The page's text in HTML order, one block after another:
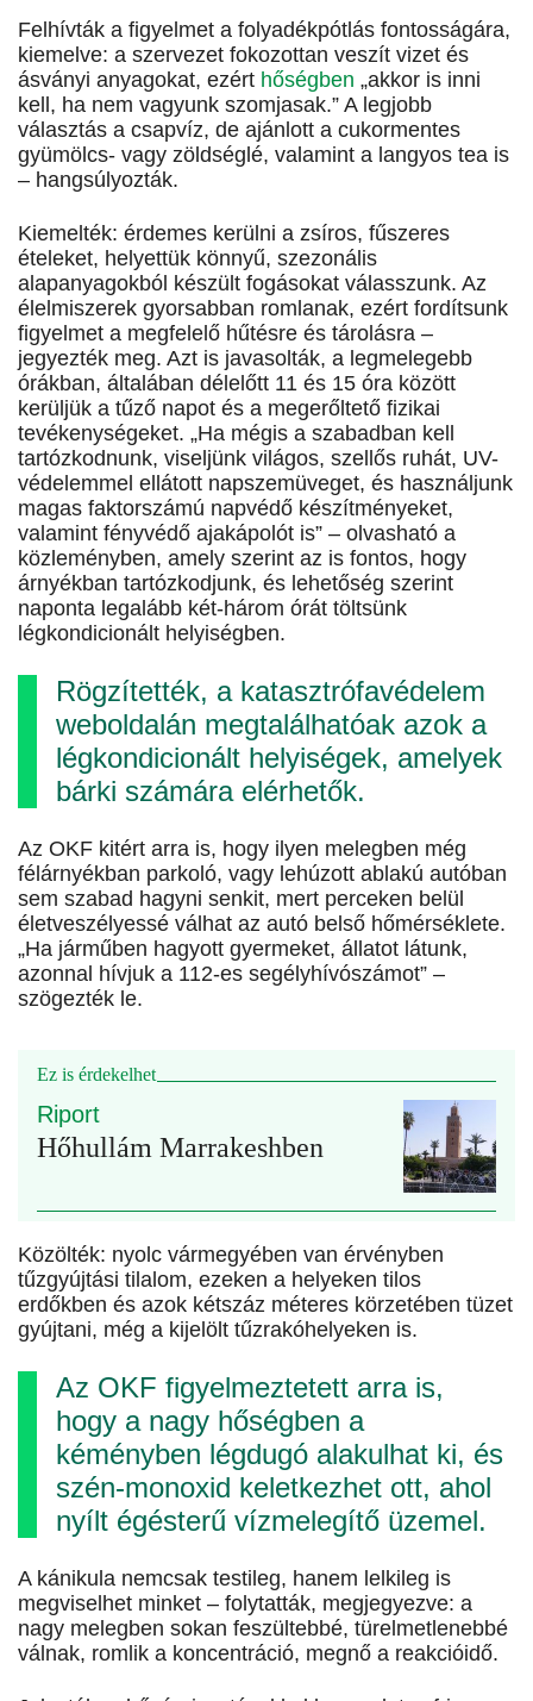
Felhívták a figyelmet a folyadékpótlás fontosságára,
kiemelve: a szervezet fokozottan veszít vizet és
ásványi anyagokat, ezért hőségben „akkor is inni
kell, ha nem vagyunk szomjasak.” A legjobb
választás a csapvíz, de ajánlott a cukormentes
gyümölcs- vagy zöldséglé, valamint a langyos tea is
– hangsúlyozták.
Kiemelték: érdemes kerülni a zsíros, fűszeres
ételeket, helyettük könnyű, szezonális
alapanyagokból készült fogásokat válasszunk. Az
élelmiszerek gyorsabban romlanak, ezért fordítsunk
figyelmet a megfelelő hűtésre és tárolásra –
jegyezték meg. Azt is javasolták, a legmelegebb
órákban, általában délelőtt 11 és 15 óra között
kerüljük a tűző napot és a megerőltető fizikai
tevékenységeket. „Ha mégis a szabadban kell
tartózkodnunk, viseljünk világos, szellős ruhát, UV-
védelemmel ellátott napszemüveget, és használjunk
magas faktorszámú napvédő készítményeket,
valamint fényvédő ajakápolót is” – olvasható a
közleményben, amely szerint az is fontos, hogy
árnyékban tartózkodjunk, és lehetőség szerint
naponta legalább két-három órát töltsünk
légkondicionált helyiségben.
Rögzítették, a katasztrófavédelem
weboldalán megtalálhatóak azok a
légkondicionált helyiségek, amelyek
bárki számára elérhetők.
Az OKF kitért arra is, hogy ilyen melegben még
félárnyékban parkoló, vagy lehúzott ablakú autóban
sem szabad hagyni senkit, mert perceken belül
életveszélyessé válhat az autó belső hőmérséklete.
„Ha járműben hagyott gyermeket, állatot látunk,
azonnal hívjuk a 112-es segélyhívószámot” –
szögezték le.
Ez is érdekelhet
Riport
Hőhullám Marrakeshben
Közölték: nyolc vármegyében van érvényben
tűzgyújtási tilalom, ezeken a helyeken tilos
erdőkben és azok kétszáz méteres körzetében tüzet
gyújtani, még a kijelölt tűzrakóhelyeken is.
Az OKF figyelmeztetett arra is,
hogy a nagy hőségben a
kéményben légdugó alakulhat ki, és
szén-monoxid keletkezhet ott, ahol
nyílt égésterű vízmelegítő üzemel.
A kánikula nemcsak testileg, hanem lelkileg is
megviselhet minket – folytatták, megjegyezve: a
nagy melegben sokan feszültebbé, türelmetlenebbé
válnak, romlik a koncentráció, megnő a reakcióidő.